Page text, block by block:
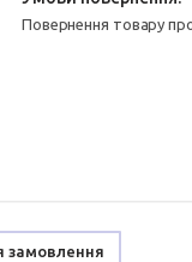
повернення товару
замовлення